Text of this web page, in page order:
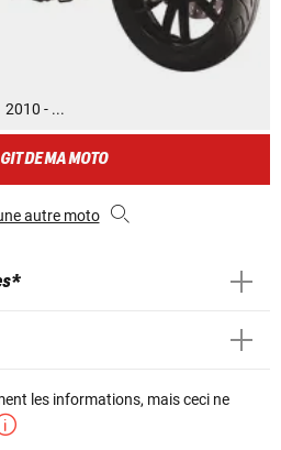
2010 - ...
DE MA MOTO
autre moto
*
les informations, mais ceci ne